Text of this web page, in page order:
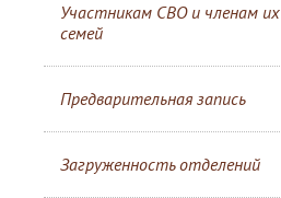
Участникам СВО и членам их
семей
Предварительная запись
Загруженность отделений